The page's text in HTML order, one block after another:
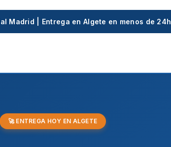
Madrid | Entrega en Algete en menos de 24h
🚀 ENTREGA HOY EN ALGETE